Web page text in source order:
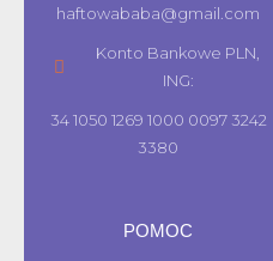
haftowababa@gmail.com
Konto Bankowe PLN,
ING:
34 1050 1269 1000 0097 3242
3380
POMOC